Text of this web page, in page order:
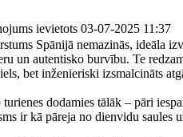
ievietots 03-07-2025 11:37
Spānijā nemazinās, ideāla
un autentisko burvību. Te
bet inženieriski izsmalcināts
turienes dodamies tālāk – pāri
ir kā pāreja no dienvidu saules